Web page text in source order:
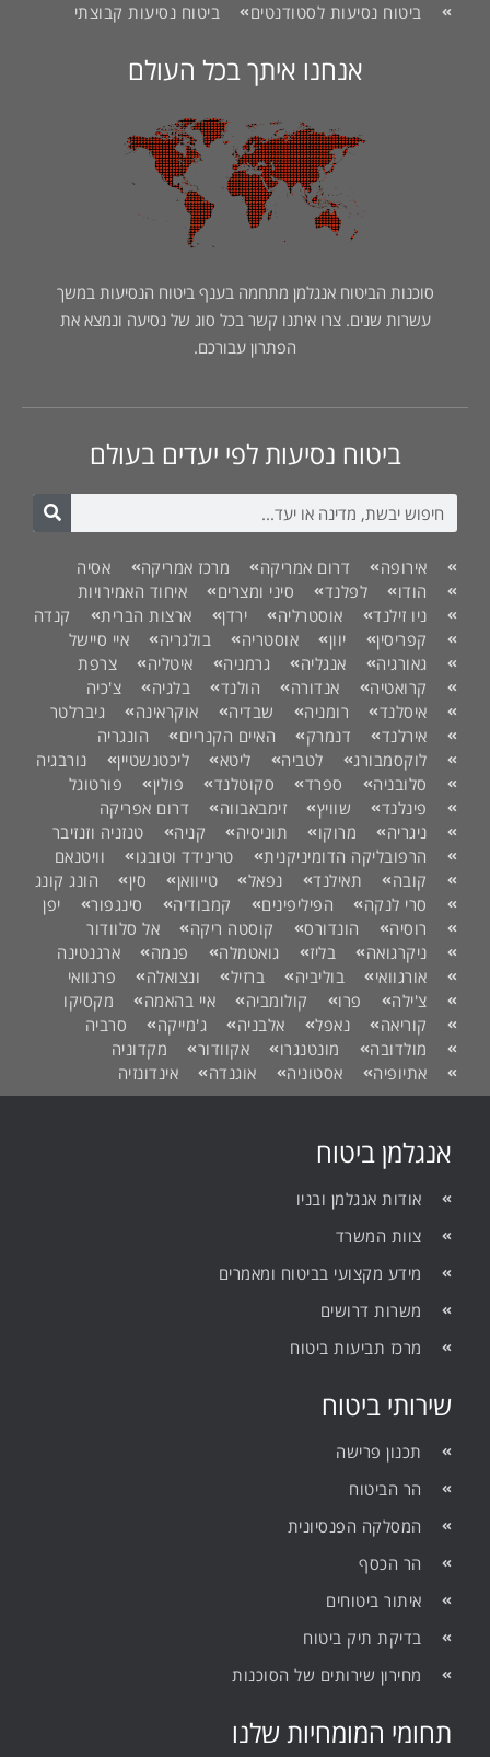
ביטוח נסיעות לסטודנטים ביטוח נסיעות קבוצתי
אנחנו איתך בכל העולם
סוכנות הביטוח אנגלמן מתחמה בענף ביטוח הנסיעות במשך
עשרות שנים. צרו איתנו קשר בכל סוג של נסיעה ונמצא את
הפתרון עבורכם.
ביטוח נסיעות לפי יעדים בעולם
אירופה דרום אמריקה מרכז אמריקה
אסיה
הודו
לפלנד סיני ומצרים
איחוד האמירויות
ניו זילנד
אוסטרליה ירדן ארצות הברית
קנדה
קפריסין
יוון אוסטריה בולגריה
איי סיישל
גאורגיה
אנגליה גרמניה איטליה
צרפת
קרואטיה
אנדורה הולנד בלגיה
צ'כיה
איסלנד
רומניה שבדיה אוקראינה
גיברלטר
אירלנד
דנמרק האיים הקנריים
הונגריה
לוקסמבורג
לטביה ליטא ליכטנשטיין
נורבגיה
סלובניה
ספרד סקוטלנד פולין
פורטוגל
פינלנד
שוויץ זימבאבווה
דרום אפריקה
ניגריה
מרוקו תוניסיה קניה
טנזניה וזנזיבר
הרפובליקה הדומיניקנית
טרינידד וטובגו
וויטנאם
קובה
תאילנד נפאל טייוואן סין
הונג קונג
סרי לנקה
הפיליפינים קמבודיה סינגפור
יפן
רוסיה
הונדורס קוסטה ריקה
אל סלוודור
ניקרגואה
בליז גואטמלה פנמה
ארגנטינה
אורגוואי
בוליביה ברזיל ונצואלה
פרגוואי
צ'ילה
פרו קולומביה איי בהאמה
מקסיקו
קוריאה
נאפל אלבניה ג'מייקה
סרביה
מולדובה
מונטנגרו אקוודור
מקדוניה
אתיופיה
אסטוניה אוגנדה אינדונזיה
אנגלמן ביטוח
אודות אנגלמן ובניו
צוות המשרד
מידע מקצועי בביטוח ומאמרים
משרות דרושים
מרכז תביעות ביטוח
שירותי ביטוח
תכנון פרישה
הר הביטוח
המסלקה הפנסיונית
הר הכסף
איתור ביטוחים
בדיקת תיק ביטוח
מחירון שירותים של הסוכנות
תחומי המומחיות שלנו